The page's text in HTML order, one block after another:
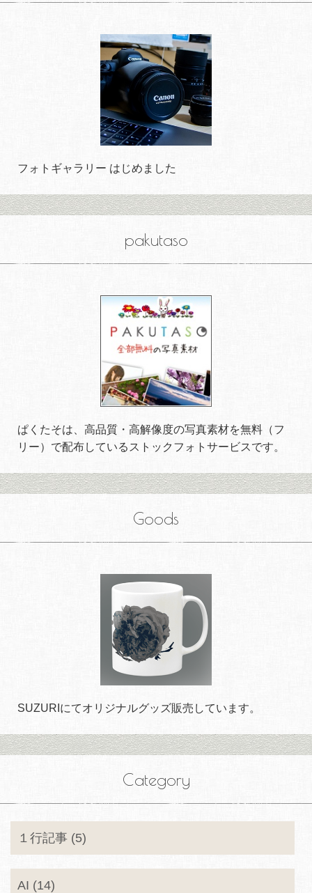
フォトギャラリー はじめました
pakutaso
ぱくたそは、高品質・高解像度の写真素材を無料（フ
リー）で配布しているストックフォトサービスです。
Goods
SUZURIにてオリジナルグッズ販売しています。
Category
１行記事 (5)
AI (14)